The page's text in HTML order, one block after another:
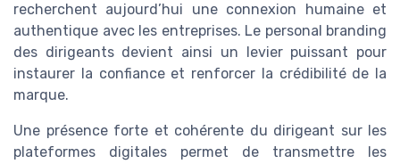
recherchent aujourd’hui une connexion humaine et
authentique avec les entreprises. Le personal branding
des dirigeants devient ainsi un levier puissant pour
instaurer la confiance et renforcer la crédibilité de la
marque.
Une présence forte et cohérente du dirigeant sur les
plateformes digitales permet de transmettre les